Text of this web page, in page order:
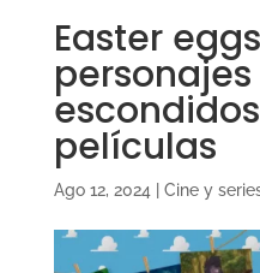
Easter
películas
Ago 12, 2024 Cine y